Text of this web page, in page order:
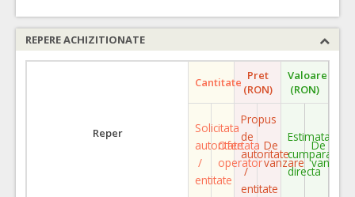
REPERE ACHIZITIONATE
Reper
Cantitate Pret
(RON)
Valoare
(RON)
Solicitata
autoritate
/
entitate
Ofertata
operator
Propus
de
autoritate
/
entitate
De
vanzare
Estimata
cumparare
directa
De
vanzare